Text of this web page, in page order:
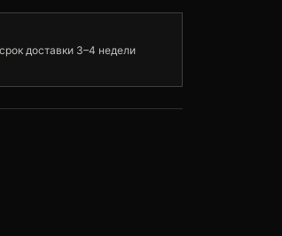
доставки 3–4 недели